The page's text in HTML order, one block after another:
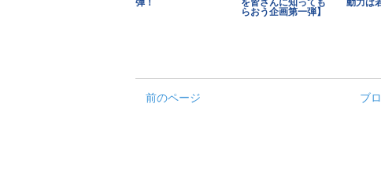
弾！
を皆さんに知っても
らおう企画第一弾】
動力は
前のページ ブ